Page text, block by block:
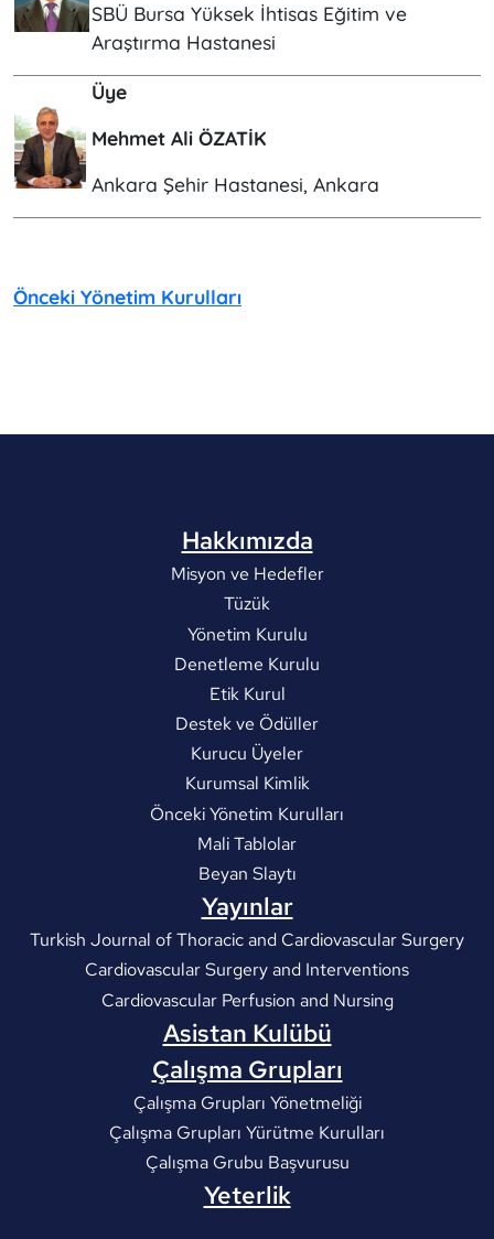
SBÜ Bursa Yüksek İhtisas Eğitim ve
Araştırma Hastanesi
Üye
Mehmet Ali ÖZATİK
Ankara Şehir Hastanesi, Ankara
Önceki Yönetim Kurulları
Hakkımızda
Misyon ve Hedefler
Tüzük
Yönetim Kurulu
Denetleme Kurulu
Etik Kurul
Destek ve Ödüller
Kurucu Üyeler
Kurumsal Kimlik
Önceki Yönetim Kurulları
Mali Tablolar
Beyan Slaytı
Yayınlar
Turkish Journal of Thoracic and Cardiovascular Surgery
Cardiovascular Surgery and Interventions
Cardiovascular Perfusion and Nursing
Asistan Kulübü
Çalışma Grupları
Çalışma Grupları Yönetmeliği
Çalışma Grupları Yürütme Kurulları
Çalışma Grubu Başvurusu
Yeterlik